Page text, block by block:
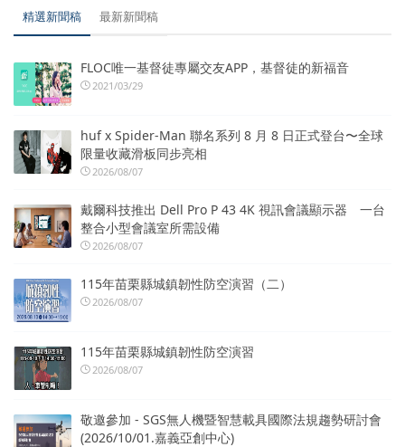
精選新聞稿 最新新聞稿
FLOC唯一基督徒專屬交友APP，基督徒的新福音
2021/03/29
huf x Spider-Man 聯名系列 8 月 8 日正式登台〜全球
限量收藏滑板同步亮相
2026/08/07
戴爾科技推出 Dell Pro P 43 4K 視訊會議顯示器 一台
整合小型會議室所需設備
2026/08/07
115年苗栗縣城鎮韌性防空演習（二）
2026/08/07
115年苗栗縣城鎮韌性防空演習
2026/08/07
敬邀參加 - SGS無人機暨智慧載具國際法規趨勢研討會
(2026/10/01.嘉義亞創中心)